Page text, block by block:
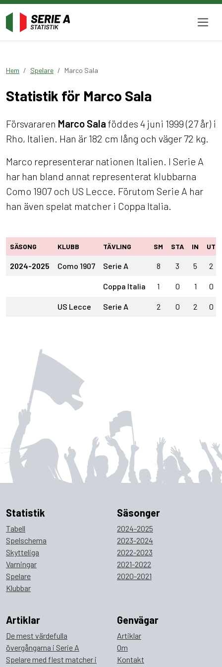
Hem Spelare Marco Sala
Statistik för Marco Sala
Försvararen Marco Sala föddes 4 juni 1999 (27 år) i
Rho, Italien. Han är 182 cm lång och väger 72 kg.
Marco representerar nationen Italien. I Serie A
har han bland annat representerat klubbarna
Como 1907 och US Lecce. Förutom Serie A har
han även spelat matcher i Coppa Italia.
SÄSONG KLUBB TÄVLING SM STA IN UT
2024-2025 Como 1907 Serie A 8 3 5 2
Coppa Italia 1 0 1 0
US Lecce Serie A 2 0 2 0
Statistik
Tabell
Spelschema
Skytteliga
Varningar
Spelare
Klubbar
Säsonger
2024-2025
2023-2024
2022-2023
2021-2022
2020-2021
Artiklar
De mest värdefulla
övergångarna i Serie A
Spelare med flest matcher i
Genvägar
Artiklar
Om
Kontakt